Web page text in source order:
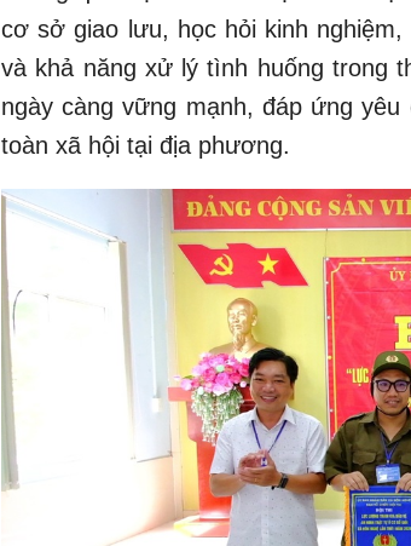
cơ sở giao lưu, học hỏi kinh
và khả năng xử lý tình huống trong
ngày càng vững mạnh, đáp ứng
toàn xã hội tại địa phương.